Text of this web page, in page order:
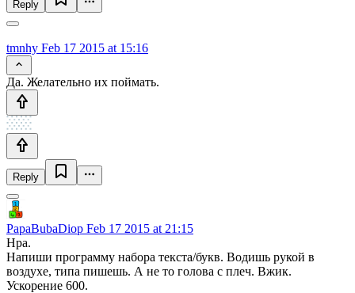
Reply
tmnhy Feb 17 2015 at 15:16
Да. Желательно их поймать.
Reply
PapaBubaDiop Feb 17 2015 at 21:15
Нра.
Напиши программу набора текста/букв. Водишь рукой в
воздухе, типа пишешь. А не то голова с плеч. Вжик.
Ускорение 600.